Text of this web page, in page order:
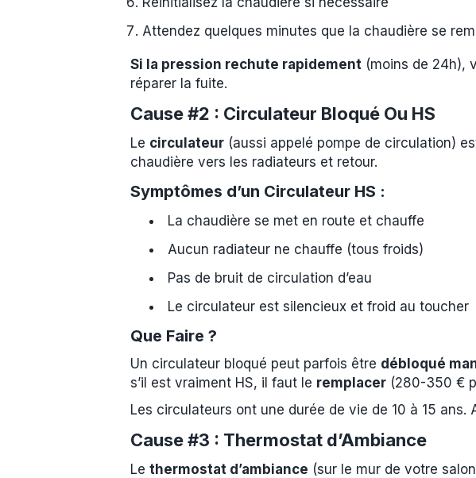
Attendez quelques minutes que la chaudière se
Si la pression rechute rapidement (moins de 24h),
réparer la fuite.
Cause #2 : Circulateur Bloqué Ou HS
Le circulateur (aussi appelé pompe de circulation)
chaudière vers les radiateurs et retour.
Symptômes d’un Circulateur HS :
La chaudière se met en route et chauffe
Aucun radiateur ne chauffe (tous froids)
Pas de bruit de circulation d’eau
Le circulateur est silencieux et froid au toucher
Que Faire ?
Un circulateur bloqué peut parfois être débloqué
s’il est vraiment HS, il faut le remplacer (280-350 €
Les circulateurs ont une durée de vie de 10 à 15
Cause #3 : Thermostat d’Ambiance
Le thermostat d’ambiance (sur le mur de votre